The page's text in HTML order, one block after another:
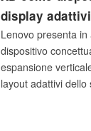
display adattivi
Lenovo presenta
dispositivo
espansione
layout adattivi
alcun piano